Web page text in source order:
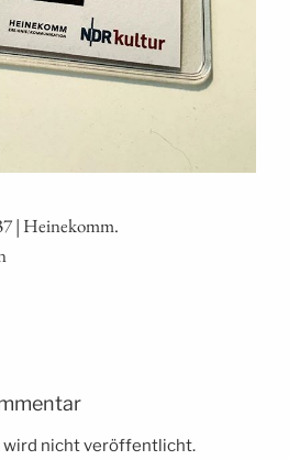
| Hei­ne­komm.
wird nicht veröffentlicht.